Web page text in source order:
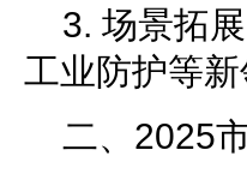
3. 场景拓
工业防护等
二、2025